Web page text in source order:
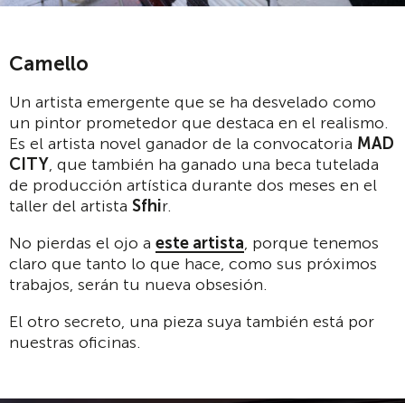
Camello
Un artista emergente que se ha desvelado como
un pintor prometedor que destaca en el realismo.
Es el artista novel ganador de la convocatoria MAD
CITY, que también ha ganado una beca tutelada
de producción artística durante dos meses en el
taller del artista Sfhir.
No pierdas el ojo a este artista, porque tenemos
claro que tanto lo que hace, como sus próximos
trabajos, serán tu nueva obsesión.
El otro secreto, una pieza suya también está por
nuestras oficinas.